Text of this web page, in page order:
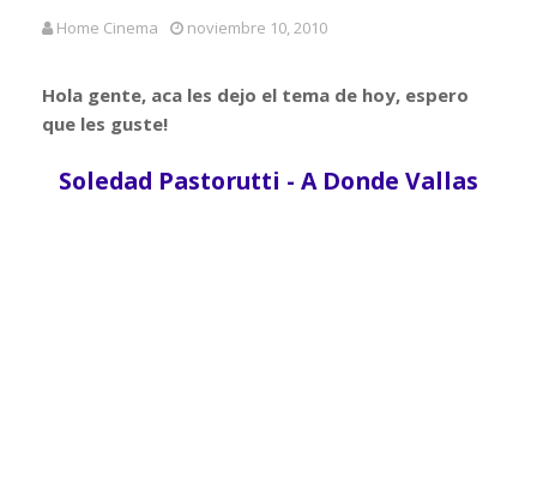
Home Cinema noviembre 10, 2010
Hola gente, aca les dejo el tema de hoy, espero
que les guste!
Soledad Pastorutti - A Donde Vallas